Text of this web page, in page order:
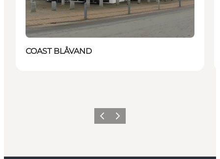
COAST BLÅVAND
ForrigeNæste